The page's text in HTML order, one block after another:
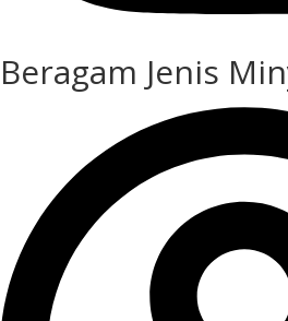
Beragam Jenis